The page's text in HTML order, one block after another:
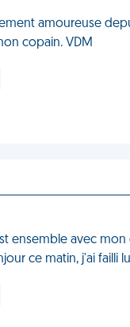
amoureuse
copain. VDM
ensemble avec
ce matin, j'ai failli